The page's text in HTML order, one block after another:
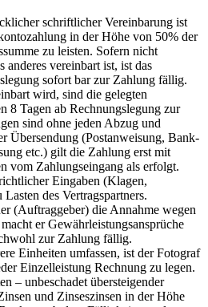
schriftlicher Vereinbarung ist
in der Höhe von 50% der
zu leisten. Sofern nicht
vereinbart ist, ist das
sofort bar zur Zahlung fällig.
wird, sind die gelegten
8 Tagen ab Rechnungslegung zur
sind ohne jeden Abzug und
Übersendung (Postanweisung, Bank-
etc.) gilt die Zahlung erst mit
vom Zahlungseingang als erfolgt.
Eingaben (Klagen,
des Vertragspartners.
(Auftraggeber) die Annahme wegen
er Gewährleistungsansprüche
zur Zahlung fällig.
Einheiten umfassen, ist der Fotograf
Einzelleistung Rechnung zu legen.
– unbeschadet übersteigender
und Zinseszinsen in der Höhe